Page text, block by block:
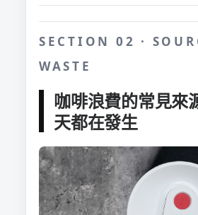
SECTION 02 ·
WASTE
咖啡浪費的常見來
天都在發生